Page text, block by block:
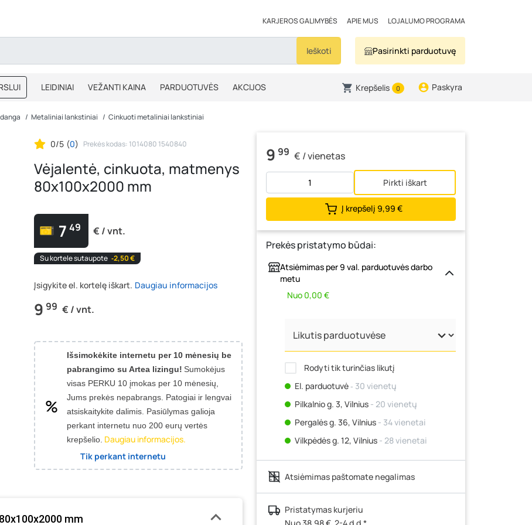
KARJEROS GALIMYBĖS APIE MUS LOJALUMO PROGRAMA
Ieškoti Pasirinkti parduotuvę
LEIDINIAI VEŽANTI KAINA PARDUOTUVĖS AKCIJOS
IŠPARDAVIMAS
Krepšelis 0 Paskyra
Metaliniai lankstiniai Cinkuoti metaliniai lankstiniai
0/5 (0) Prekės kodas: 1014080 1540840
Vėjalentė, cinkuota, matmenys
80x100x2000 mm
7 49 € / vnt.
Su kortele sutaupote ‐2,50 €
Įsigykite el. kortelę iškart. Daugiau informacijos
9 99 € / vnt.
Išsimokėkite internetu per 10 mėnesių be
pabrangimo su Artea lizingu! Sumokėjus
visas PERKU 10 įmokas per 10 mėnesių,
Jums prekės nepabrangs. Patogiai ir lengvai
atsiskaitykite dalimis. Pasiūlymas galioja
perkant internetu nuo 200 eurų vertės
krepšelio. Daugiau informacijos.
Tik perkant internetu
mm
9 99 € / vienetas
Pirkti iškart
Į krepšelį 9,99 €
Prekės pristatymo būdai:
Atsiėmimas per 9 val. parduotuvės darbo
metu
Nuo 0,00 €
Rodyti tik turinčias likutį
El. parduotuvė‐ 30 vienetų
Pilkalnio g. 3, Vilnius - 20 vienetų
Pergalės g. 36, Vilnius - 34 vienetai
Vilkpėdės g. 12, Vilnius - 28 vienetai
Ateities g. 15, Vilnius- 35 vienetai
Kauno r., Narsiečių k., Vytauto g. 183,
Kaunas- 28 vienetai
Šilutės pl. 83A, Klaipėda
Atsiėmimas paštomate negalimas
Pristatymas kurjeriu